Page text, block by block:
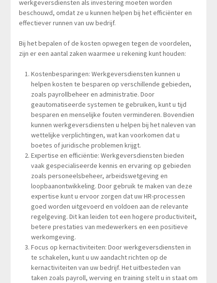
werkgeversdiensten als investering moeten worden
beschouwd, omdat ze u kunnen helpen bij het efficiënter en
effectiever runnen van uw bedrijf.
Bij het bepalen of de kosten opwegen tegen de voordelen,
zijn er een aantal zaken waarmee u rekening kunt houden:
Kostenbesparingen: Werkgeversdiensten kunnen u
helpen kosten te besparen op verschillende gebieden,
zoals payrollbeheer en administratie. Door
geautomatiseerde systemen te gebruiken, kunt u tijd
besparen en menselijke fouten verminderen. Bovendien
kunnen werkgeversdiensten u helpen bij het naleven van
wettelijke verplichtingen, wat kan voorkomen dat u
boetes of juridische problemen krijgt.
Expertise en efficiëntie: Werkgeversdiensten bieden
vaak gespecialiseerde kennis en ervaring op gebieden
zoals personeelsbeheer, arbeidswetgeving en
loopbaanontwikkeling. Door gebruik te maken van deze
expertise kunt u ervoor zorgen dat uw HR-processen
goed worden uitgevoerd en voldoen aan de relevante
regelgeving. Dit kan leiden tot een hogere productiviteit,
betere prestaties van medewerkers en een positieve
werkomgeving.
Focus op kernactiviteiten: Door werkgeversdiensten in
te schakelen, kunt u uw aandacht richten op de
kernactiviteiten van uw bedrijf. Het uitbesteden van
taken zoals payroll, werving en training stelt u in staat om